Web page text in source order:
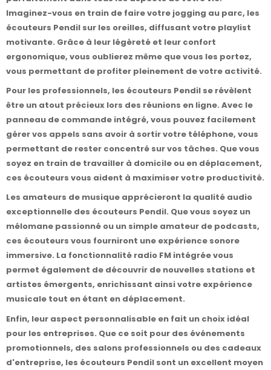
Imaginez-vous en train de faire votre jogging au parc, les
écouteurs Pendil sur les oreilles, diffusant votre playlist
motivante. Grâce à leur légèreté et leur confort
ergonomique, vous oublierez même que vous les portez,
vous permettant de profiter pleinement de votre activité.
Pour les professionnels, les écouteurs Pendil se révèlent
être un atout précieux lors des réunions en ligne. Avec le
panneau de commande intégré, vous pouvez facilement
gérer vos appels sans avoir à sortir votre téléphone, vous
permettant de rester concentré sur vos tâches. Que vous
soyez en train de travailler à domicile ou en déplacement,
ces écouteurs vous aident à maximiser votre productivité.
Les amateurs de musique apprécieront la qualité audio
exceptionnelle des écouteurs Pendil. Que vous soyez un
mélomane passionné ou un simple amateur de podcasts,
ces écouteurs vous fourniront une expérience sonore
immersive. La fonctionnalité radio FM intégrée vous
permet également de découvrir de nouvelles stations et
artistes émergents, enrichissant ainsi votre expérience
musicale tout en étant en déplacement.
Enfin, leur aspect personnalisable en fait un choix idéal
pour les entreprises. Que ce soit pour des événements
promotionnels, des salons professionnels ou des cadeaux
d'entreprise, les écouteurs Pendil sont un excellent moyen